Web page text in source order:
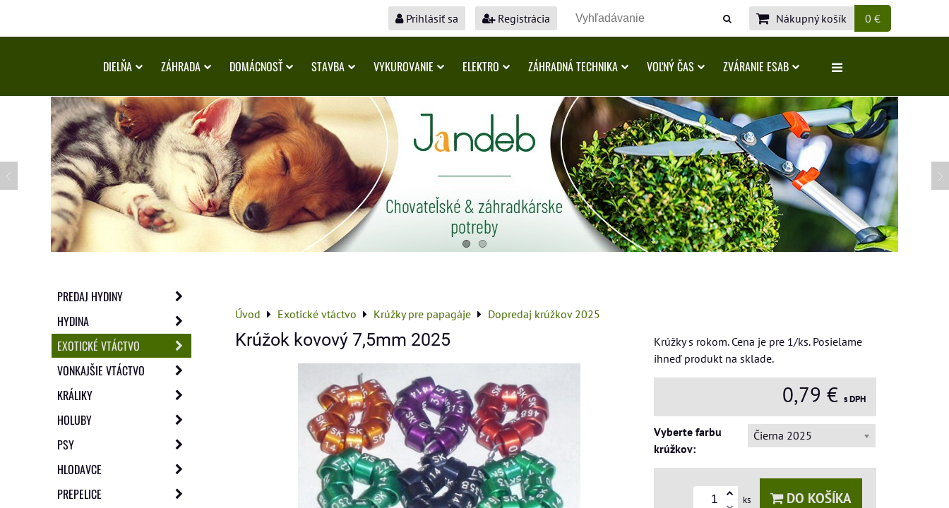
Prihlásiť sa Registrácia Nákupný košík 0 €
DIELŇA ZÁHRADA DOMÁCNOSŤ STAVBA VYKUROVANIE ELEKTRO ZÁHRADNÁ TECHNIKA VOĽNÝ ČAS ZVÁRANIE ESAB
Úvod Exotické vtáctvo Krúžky pre papagáje Dopredaj krúžkov 2025
Krúžok kovový 7,5mm 2025
Krúžky s rokom. Cena je pre 1/ks. Posielame
ihneď produkt na sklade.
0,79 € s DPH
Vyberte farbu
krúžkov:
Čierna 2025
ks DO KOŠÍKA
PREDAJ HYDINY
HYDINA
EXOTICKÉ VTÁCTVO
VONKAJŠIE VTÁCTVO
KRÁLIKY
HOLUBY
PSY
HLODAVCE
PREPELICE